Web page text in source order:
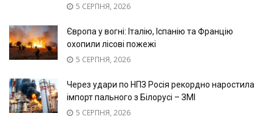
5 СЕРПНЯ, 2026
Європа у вогні: Італію, Іспанію та Францію
охопили лісові пожежі
5 СЕРПНЯ, 2026
Через удари по НПЗ Росія рекордно наростила
імпорт пального з Білорусі – ЗМІ
5 СЕРПНЯ, 2026